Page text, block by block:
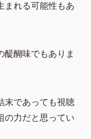
まれる可能性もあ
醍醐味でもありま
末であっても視聴
の力だと思ってい